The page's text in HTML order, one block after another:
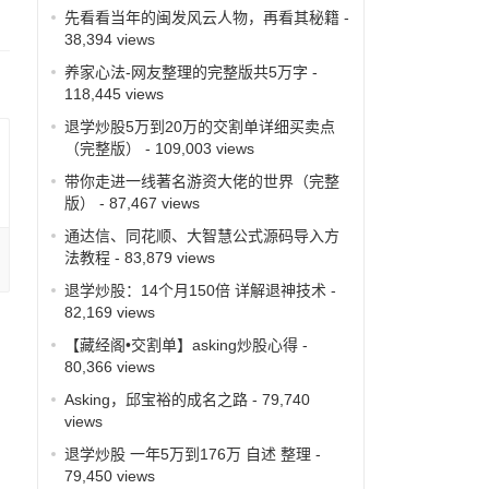
先看看当年的闽发风云人物，再看其秘籍-
38,394 views
养家心法-网友整理的完整版共5万字 -
118,445 views
退学炒股5万到20万的交割单详细买卖点
（完整版）
- 109,003 views
带你走进一线著名游资大佬的世界（完整
版）
- 87,467 views
通达信、同花顺、大智慧公式源码导入方
法教程- 83,879 views
退学炒股：14个月150倍 详解退神技术 -
82,169 views
【藏经阁•交割单】asking炒股心得-
80,366 views
Asking，邱宝裕的成名之路- 79,740
views
退学炒股 一年5万到176万 自述 整理 -
79,450 views